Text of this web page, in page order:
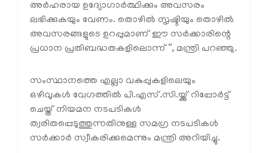
അർഹരായ ഉദ്യോഗാർത്ഥിക്കും അവസരം
ലഭിക്കുകയും വേണം. തൊഴിൽ സൃഷ്ടിയും തൊഴിൽ
അവസരങ്ങളുടെ ഉറപ്പുമാണ് ഈ സർക്കാരിന്റെ
പ്രധാന പ്രതിബദ്ധതകളിലൊന്ന്”, മന്ത്രി പറഞ്ഞു.
സംസ്ഥാനത്തെ എല്ലാ വകുപ്പുകളിലെയും
ഒഴിവുകൾ വേഗത്തിൽ പി.എസ്.സി.യ്ക്ക് റിപ്പോർട്ട്
ചെയ്ത് നിയമന നടപടികൾ
ത്വരിതപ്പെടുത്തുന്നതിനുള്ള സമഗ്ര നടപടികൾ
സർക്കാർ സ്വീകരിക്കുമെന്നും മന്ത്രി അറിയിച്ചു.